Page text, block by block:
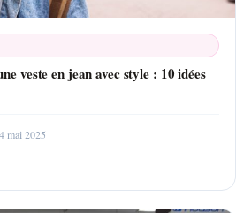
veste en jean avec style : 10 idées
mai 2025